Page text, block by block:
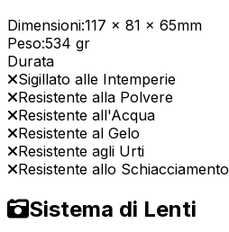
Dimensioni:117 x 81 x 65mm
Peso:534 gr
Durata
Sigillato alle Intemperie
Resistente alla Polvere
Resistente all'Acqua
Resistente al Gelo
Resistente agli Urti
Resistente allo Schiacciamento
Sistema di Lenti